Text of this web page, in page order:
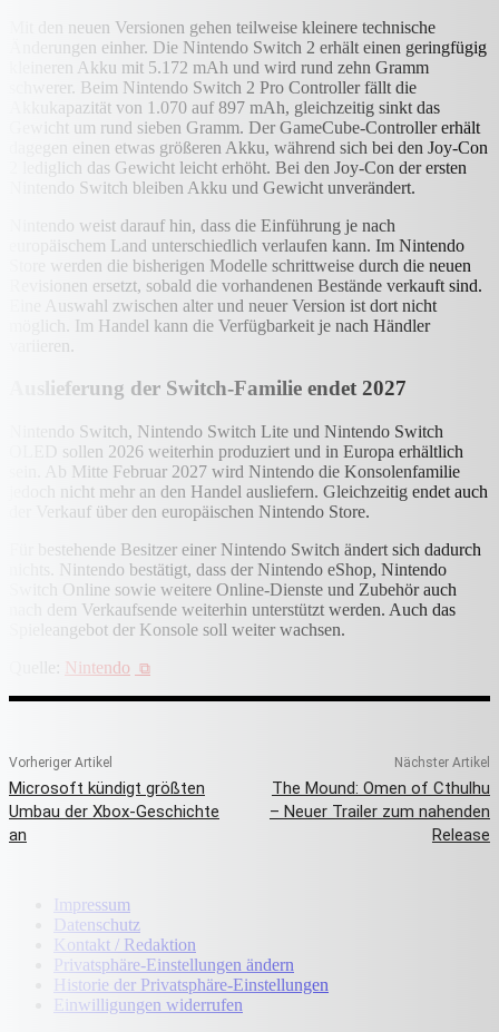
Mit den neuen Versionen gehen teilweise kleinere technische
Änderungen einher. Die Nintendo Switch 2 erhält einen geringfügig
kleineren Akku mit 5.172 mAh und wird rund zehn Gramm
schwerer. Beim Nintendo Switch 2 Pro Controller fällt die
Akkukapazität von 1.070 auf 897 mAh, gleichzeitig sinkt das
Gewicht um rund sieben Gramm. Der GameCube-Controller erhält
dagegen einen etwas größeren Akku, während sich bei den Joy-Con
2 lediglich das Gewicht leicht erhöht. Bei den Joy-Con der ersten
Nintendo Switch bleiben Akku und Gewicht unverändert.
Nintendo weist darauf hin, dass die Einführung je nach
europäischem Land unterschiedlich verlaufen kann. Im Nintendo
Store werden die bisherigen Modelle schrittweise durch die neuen
Revisionen ersetzt, sobald die vorhandenen Bestände verkauft sind.
Eine Auswahl zwischen alter und neuer Version ist dort nicht
möglich. Im Handel kann die Verfügbarkeit je nach Händler
variieren.
Auslieferung der Switch-Familie endet 2027
Nintendo Switch, Nintendo Switch Lite und Nintendo Switch
OLED sollen 2026 weiterhin produziert und in Europa erhältlich
sein. Ab Mitte Februar 2027 wird Nintendo die Konsolenfamilie
jedoch nicht mehr an den Handel ausliefern. Gleichzeitig endet auch
der Verkauf über den europäischen Nintendo Store.
Für bestehende Besitzer einer Nintendo Switch ändert sich dadurch
nichts. Nintendo bestätigt, dass der Nintendo eShop, Nintendo
Switch Online sowie weitere Online-Dienste und Zubehör auch
nach dem Verkaufsende weiterhin unterstützt werden. Auch das
Spieleangebot der Konsole soll weiter wachsen.
Quelle: Nintendo
Vorheriger Artikel
Microsoft kündigt größten
Umbau der Xbox-Geschichte
an
Nächster Artikel
The Mound: Omen of Cthulhu
– Neuer Trailer zum nahenden
Release
Impressum
Datenschutz
Kontakt / Redaktion
Privatsphäre-Einstellungen ändern
Historie der Privatsphäre-Einstellungen
Einwilligungen widerrufen